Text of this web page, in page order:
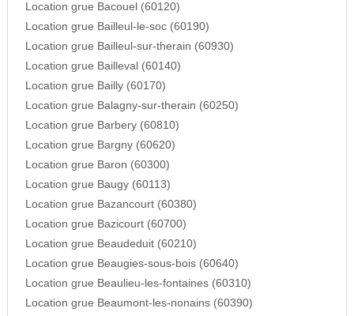
Location grue Bacouel (60120)
Location grue Bailleul-le-soc (60190)
Location grue Bailleul-sur-therain (60930)
Location grue Bailleval (60140)
Location grue Bailly (60170)
Location grue Balagny-sur-therain (60250)
Location grue Barbery (60810)
Location grue Bargny (60620)
Location grue Baron (60300)
Location grue Baugy (60113)
Location grue Bazancourt (60380)
Location grue Bazicourt (60700)
Location grue Beaudeduit (60210)
Location grue Beaugies-sous-bois (60640)
Location grue Beaulieu-les-fontaines (60310)
Location grue Beaumont-les-nonains (60390)